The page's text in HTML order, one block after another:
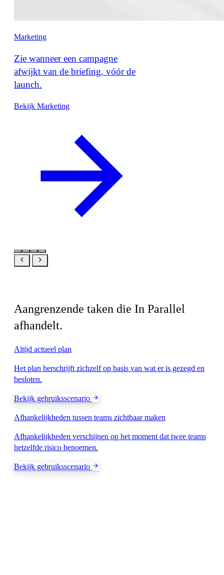
Marketing
Zie wanneer een campagne
afwijkt van de briefing, vóór de
launch.
Bekijk Marketing
Aangrenzende taken die In Parallel
afhandelt.
Altijd actueel plan
Het plan herschrijft zichzelf op basis van wat er is gezegd en
besloten.
Bekijk gebruiksscenario
Afhankelijkheden tussen teams zichtbaar maken
Afhankelijkheden verschijnen op het moment dat twee teams
hetzelfde risico benoemen.
Bekijk gebruiksscenario